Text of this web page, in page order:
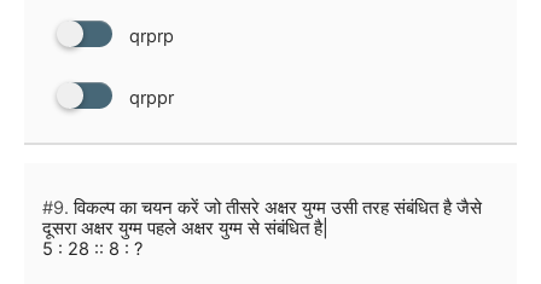
qrprp
qrppr
#9. विकल्प का चयन करें जो तीसरे अक्षर युग्म उसी तरह संबंधित है जैसे
दूसरा अक्षर युग्म पहले अक्षर युग्म से संबंधित है|
5 : 28 :: 8 : ?